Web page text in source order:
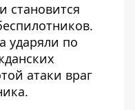
становится
ударяли по
атаки враг